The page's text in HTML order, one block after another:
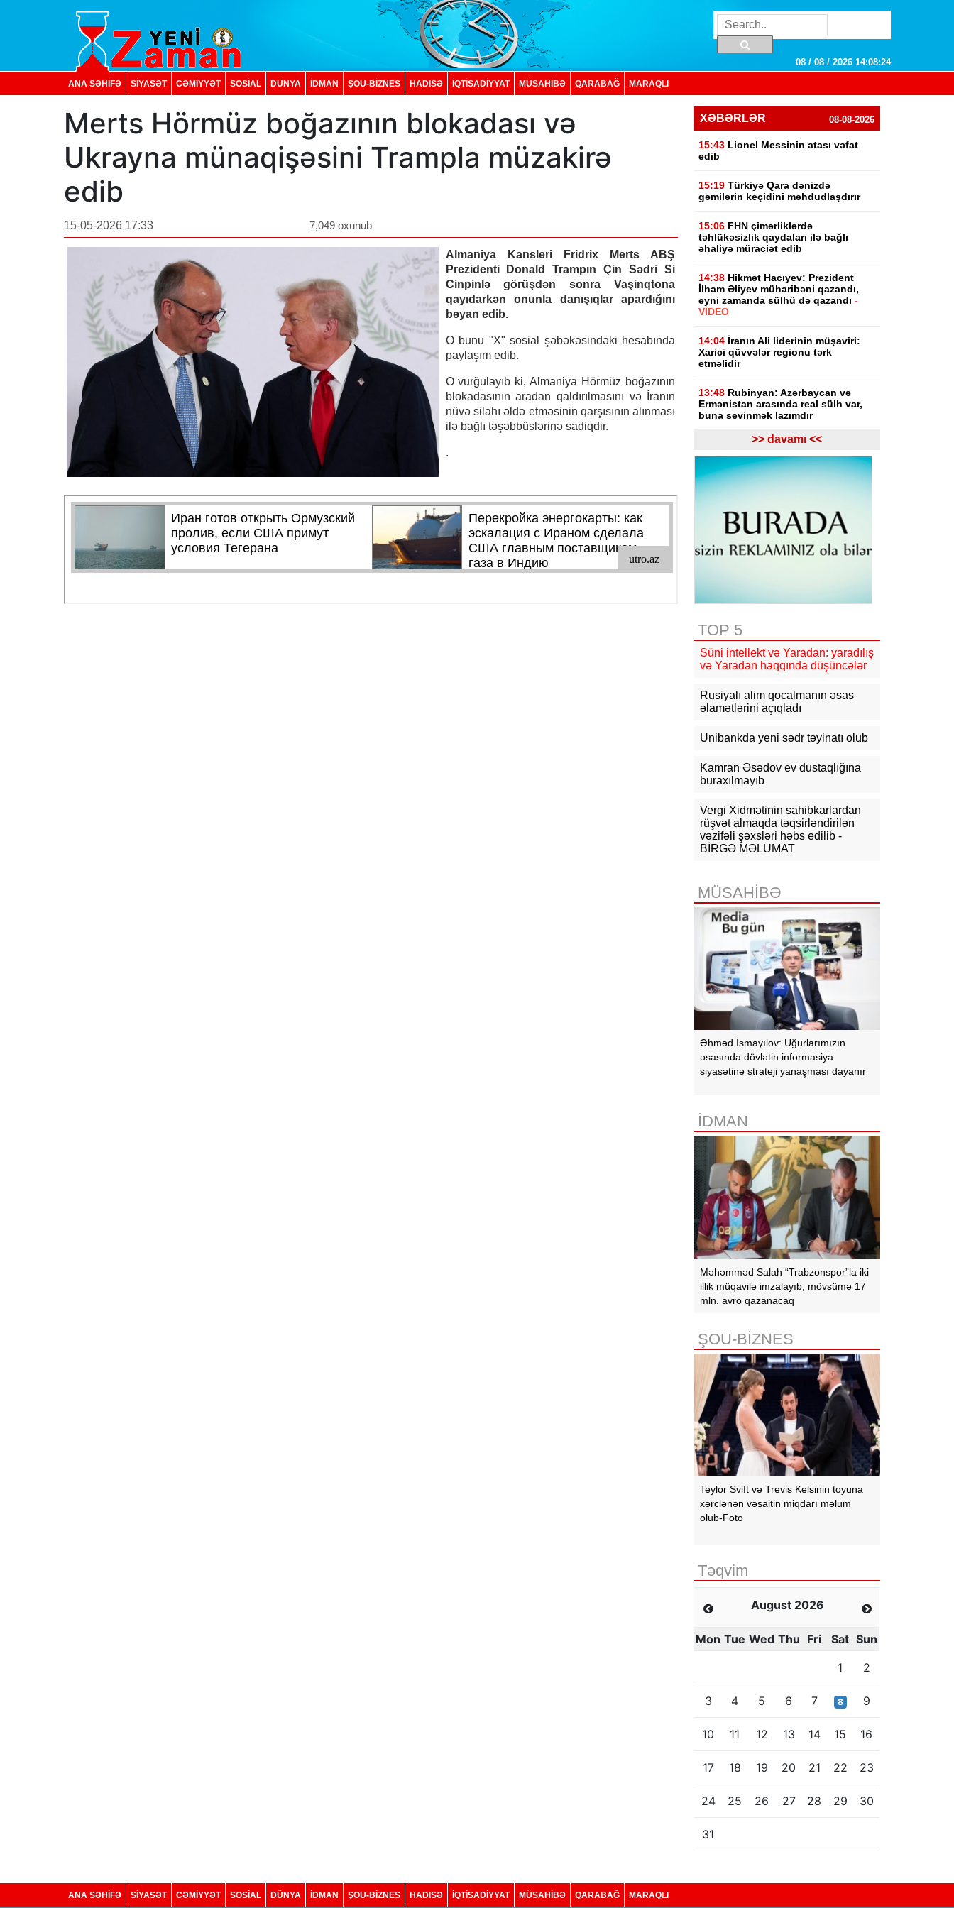
08 / 08 / 2026 14:08:25
ANA SƏHİFƏ SİYASƏT CƏMİYYƏT SOSIAL DÜNYA İDMAN ŞOU-BİZNES HADISƏ İQTISADIYYAT MÜSAHİBƏ QARABAĞ MARAQLI
Merts Hörmüz boğazının blokadası və
Ukrayna münaqişəsini Trampla müzakirə
edib
15-05-2026 17:33 7,049 oxunub
Almaniya Kansleri Fridrix Merts ABŞ
Prezidenti Donald Trampın Çin Sədri Si
Cinpinlə görüşdən sonra Vaşinqtona
qayıdarkən onunla danışıqlar apardığını
bəyan edib.
O bunu "X" sosial şəbəkəsindəki hesabında
paylaşım edib.
O vurğulayıb ki, Almaniya Hörmüz boğazının
blokadasının aradan qaldırılmasını və İranın
nüvə silahı əldə etməsinin qarşısının alınması
ilə bağlı təşəbbüslərinə sadiqdir.
.
XƏBƏRLƏR 08-08-2026
15:43 Lionel Messinin atası vəfat
edib
15:19 Türkiyə Qara dənizdə
gəmilərin keçidini məhdudlaşdırır
15:06 FHN çimərliklərdə
təhlükəsizlik qaydaları ilə bağlı
əhaliyə müraciət edib
14:38 Hikmət Hacıyev: Prezident
İlham Əliyev müharibəni qazandı,
eyni zamanda sülhü də qazandı-
VİDEO
14:04 İranın Ali liderinin müşaviri:
Xarici qüvvələr regionu tərk
etməlidir
13:48 Rubinyan: Azərbaycan və
Ermənistan arasında real sülh var,
buna sevinmək lazımdır
Gürcüstan hakimiyyəti Rusiya
ilə müharibənin başlamasında
Saakaşvilini günahlandırıb
12:47
İlham Əliyevə zəng edib
12:27 Bazar günü Azərbaycanda 40
dərəcə isti olacaq
11:17 Rusiyadan Ermənistana
Azərbaycandan keçməklə 15 vaqon
buğda, 10 vaqon daş kömür
10:54 KİV: Ukrayna Qazaxıstan
neftini daşıyan tankerləri hədəfə
İranla müharibədən çıxış yolu axtarır
vaxtlarda TRIPP layihəsinin praktiki
icrasına başlayacağıq
10:15 Paşinyan: Ermənistanla
>> davamı <<
TOP 5
Süni intellekt və Yaradan: yaradılış
və Yaradan haqqında düşüncələr
Rusiyalı alim qocalmanın əsas
əlamətlərini açıqladı
Unibankda yeni sədr təyinatı olub
Kamran Əsədov ev dustaqlığına
buraxılmayıb
Vergi Xidmətinin sahibkarlardan
rüşvət almaqda təqsirləndirilən
vəzifəli şəxsləri həbs edilib -
BİRGƏ MƏLUMAT
MÜSAHİBƏ
Əhməd İsmayılov: Uğurlarımızın
əsasında dövlətin informasiya
siyasətinə strateji yanaşması dayanır
İDMAN
Məhəmməd Salah “Trabzonspor”la iki
illik müqavilə imzalayıb, mövsümə 17
mln. avro qazanacaq
ŞOU-BİZNES
Teylor Svift və Trevis Kelsinin toyuna
xərclənən vəsaitin miqdarı məlum
olub-Foto
Təqvim
August 2026
Mon Tue Wed Thu Fri Sat Sun
1
2
3 4 5 6 7 8 9
10 11 12 13 14 15 16
17 18 19 20 21 22 23
24 25 26 27 28 29 30
31
ANA SƏHİFƏ SİYASƏT CƏMİYYƏT SOSIAL DÜNYA İDMAN ŞOU-BİZNES HADISƏ İQTISADIYYAT MÜSAHİBƏ QARABAĞ MARAQLI